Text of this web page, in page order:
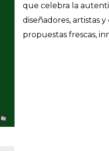
que celebra la
diseñadores, artistas
propuestas frescas,